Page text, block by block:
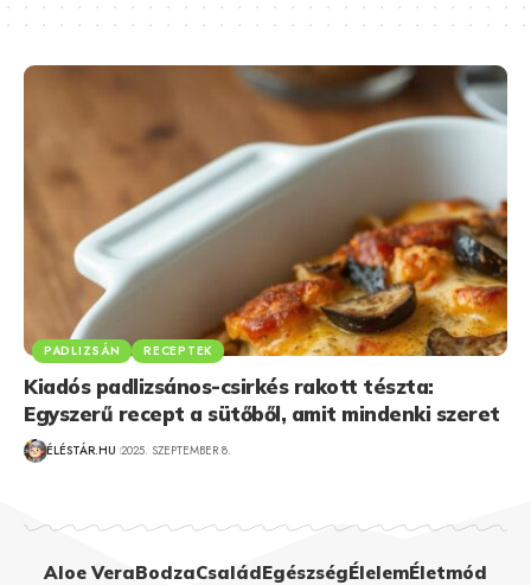
PADLIZSÁN RECEPTEK
Kiadós padlizsános-csirkés rakott tészta:
Egyszerű recept a sütőből, amit mindenki szeret
ÉLÉSTÁR.HU 2025. SZEPTEMBER 8.
Aloe VeraBodzaCsaládEgészségÉlelemÉletmód